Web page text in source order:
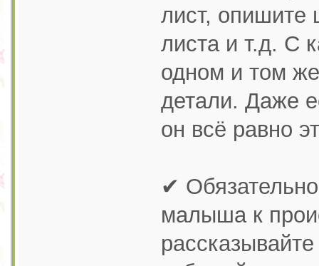
лист, опишите
листа и т.д. С
одном и том
детали. Даже
он всё равно
✔
малыша к